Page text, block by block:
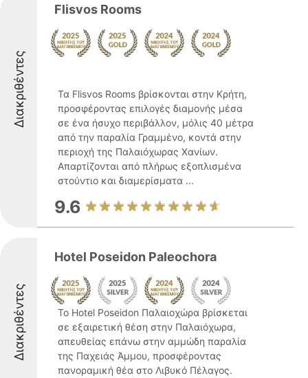
Διακριθέντες
Flisvos Rooms
Τα Flisvos Rooms βρίσκονται στην Κρήτη,
προσφέροντας επιλογές διαμονής μέσα
σε ένα ήσυχο περιβάλλον, μόλις 40 μέτρα
από την παραλία Γραμμένο, κοντά στην
περιοχή της Παλαιόχωρας Χανίων.
Απαρτίζονται από πλήρως εξοπλισμένα
στούντιο και διαμερίσματα ...
9.6
Διακριθέντες
Hotel Poseidon Paleochora
Το Hotel Poseidon Παλαιοχώρα βρίσκεται
σε εξαιρετική θέση στην Παλαιόχωρα,
απευθείας επάνω στην αμμώδη παραλία
της Παχειάς Άμμου, προσφέροντας
πανοραμική θέα στο Λιβυκό Πέλαγος.